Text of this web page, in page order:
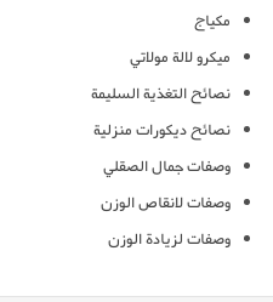
مكياج
ميكرو لالة مولاتي
نصائح التغذية السليمة
نصائح ديكورات منزلية
وصفات جمال الصقلي
وصفات لانقاص الوزن
وصفات لزيادة الوزن